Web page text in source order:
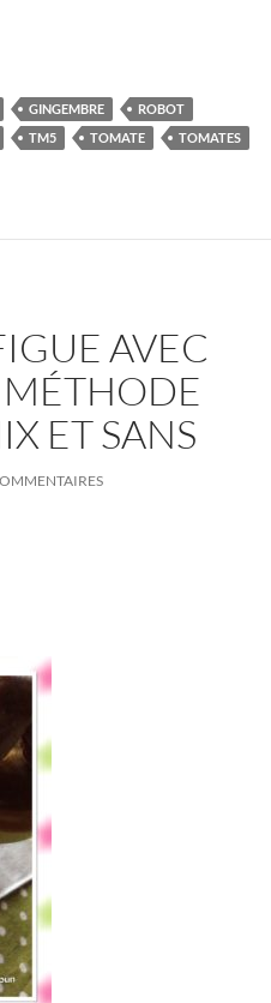
vertes poire gingembre
GINGEMBRE
ROBOT
TM5 TOMATE
TOMATES
AVEC
MÉTHODE
ET SANS